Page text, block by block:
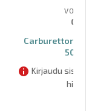
Carburettor &
Kirjaudu